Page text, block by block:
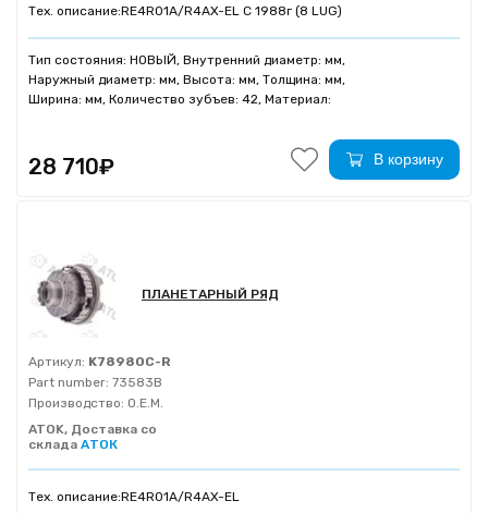
Тех. описание:RE4R01A/R4AX-EL C 1988г (8 LUG)
Тип состояния: НОВЫЙ, Внутренний диаметр: мм,
Наружный диаметр: мм, Высота: мм, Толщина: мм,
Ширина: мм, Количество зубъев: 42, Материал:
28 710₽ В корзину
ПЛАНЕТАРНЫЙ РЯД
Артикул: K78980C-R
Part number: 73583B
Производство: O.E.M.
ATOK, Доставка со
склада АТОК
Тех. описание:RE4R01A/R4AX-EL